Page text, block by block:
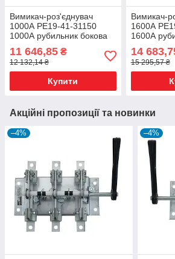
Вимикач-роз'єднувач
1000А РЕ19-41-31150
1000А рубильник бокова
рукоятка
11 646,85 ₴
12 132,14 ₴
Купити
Вимикач-
1600А
1600А
рукоятка
14
15 295,57 ₴
Акційні пропозиції та новинки
–4% –4%